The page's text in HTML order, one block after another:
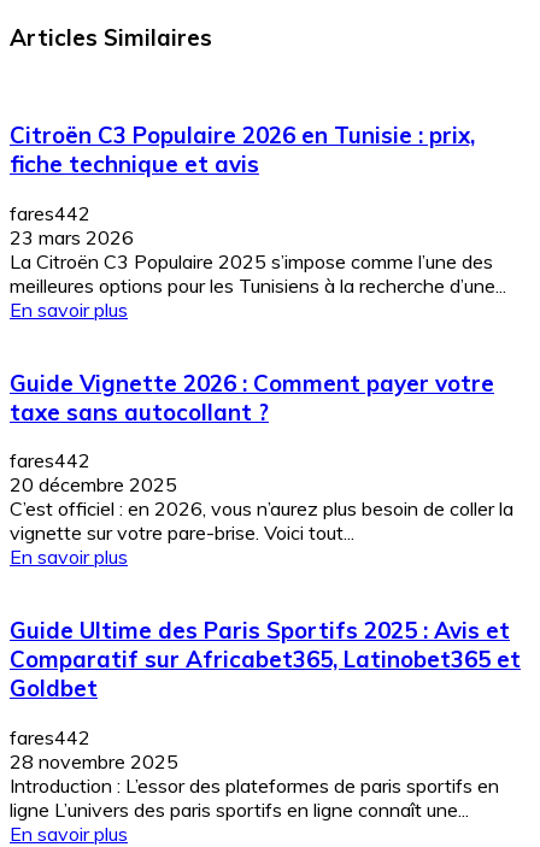
Articles Similaires
Citroën C3 Populaire 2026 en Tunisie : prix,
fiche technique et avis
fares442
23 mars 2026
La Citroën C3 Populaire 2025 s’impose comme l’une des
meilleures options pour les Tunisiens à la recherche d’une...
En savoir plus
Guide Vignette 2026 : Comment payer votre
taxe sans autocollant ?
fares442
20 décembre 2025
C’est officiel : en 2026, vous n’aurez plus besoin de coller la
vignette sur votre pare-brise. Voici tout...
En savoir plus
Guide Ultime des Paris Sportifs 2025 : Avis et
Comparatif sur Africabet365, Latinobet365 et
Goldbet
fares442
28 novembre 2025
Introduction : L’essor des plateformes de paris sportifs en
ligne L’univers des paris sportifs en ligne connaît une...
En savoir plus